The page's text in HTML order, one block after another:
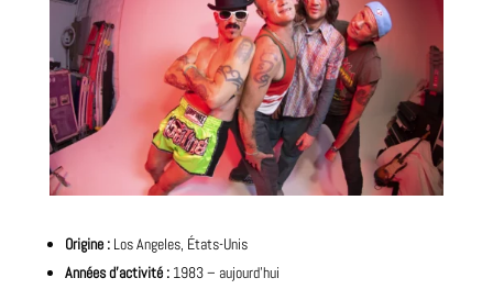
Origine :Los Angeles, États-Unis
Années d’activité :1983 – aujourd’hui